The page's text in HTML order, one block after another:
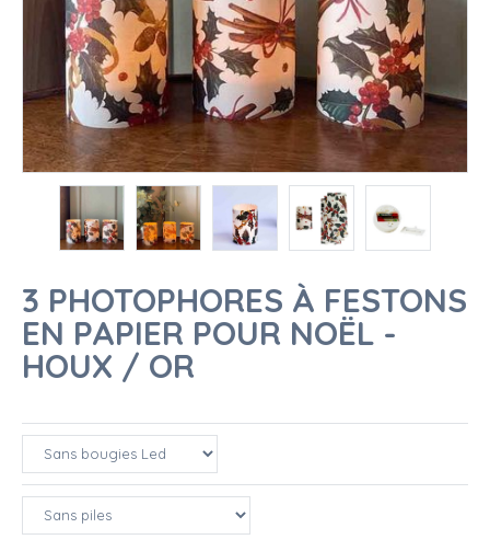
3 PHOTOPHORES À FESTONS
EN PAPIER POUR NOËL -
HOUX / OR